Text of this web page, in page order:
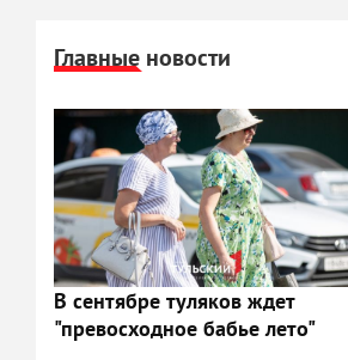
Главные новости
В сентябре туляков ждет
"превосходное бабье лето"